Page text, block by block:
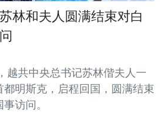
林和夫人圆满结束对白
越共中央总书记苏林偕夫人一
明斯克，启程回国，圆满结束
访问。